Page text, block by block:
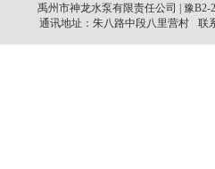
禹州市神龙水泵有限责任公司 |
豫B2-
通讯地址：朱八路中段八里营村
联